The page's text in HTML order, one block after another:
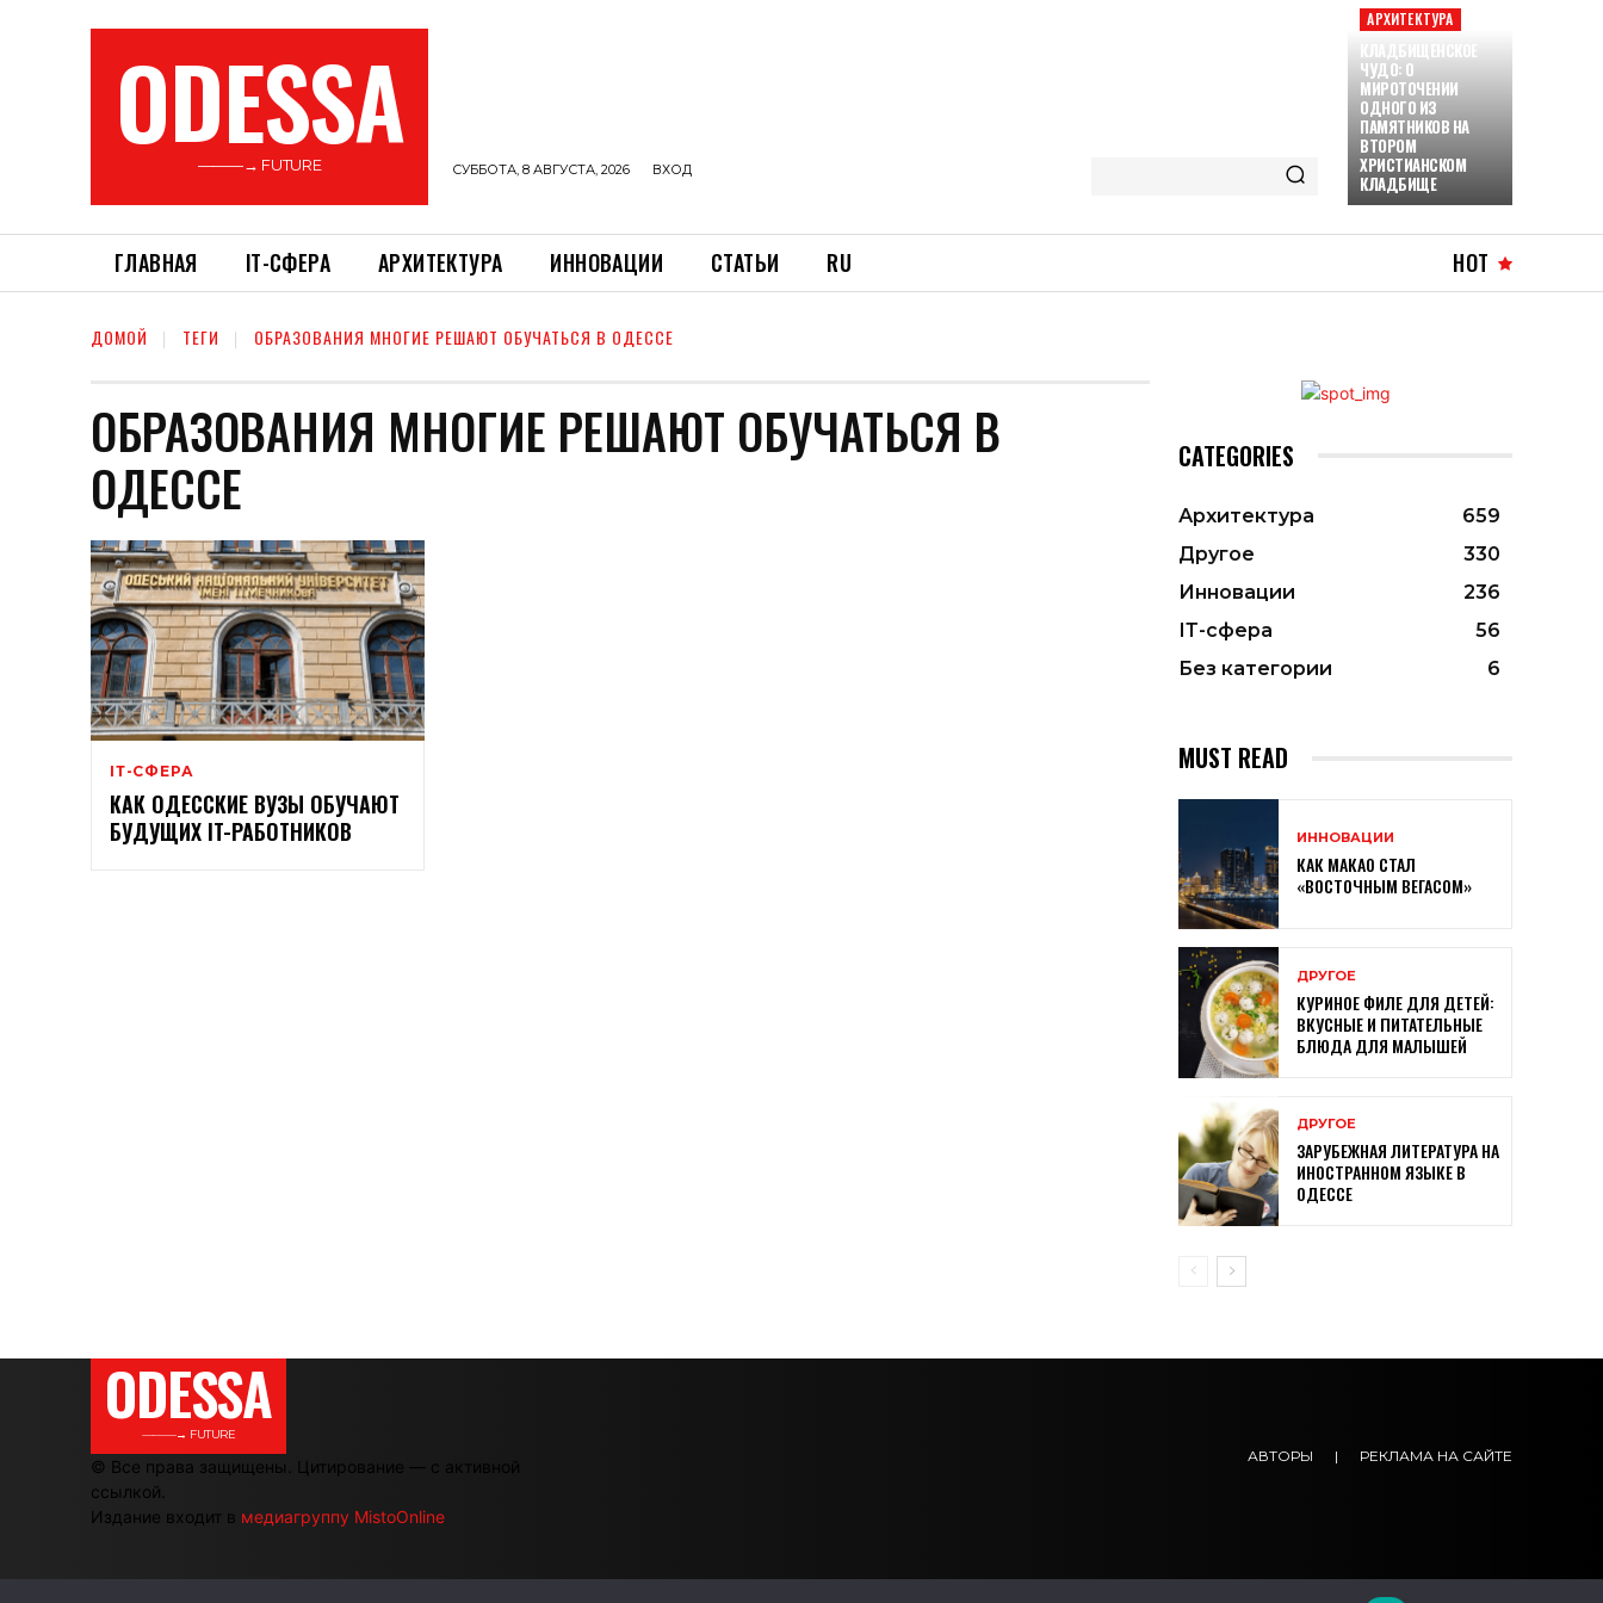
ODESSA
———→ FUTURE СУББОТА, 8 АВГУСТА, 2026 ВХОД
АРХИТЕКТУРА
КЛАДБИЩЕНСКОЕ
ЧУДО: О
МИРОТОЧЕНИИ
ОДНОГО ИЗ
ПАМЯТНИКОВ НА
ВТОРОМ
ХРИСТИАНСКОМ
КЛАДБИЩЕ
ГЛАВНАЯ ІТ-СФЕРА АРХИТЕКТУРА ИННОВАЦИИ СТАТЬИ RU HOT
ДОМОЙ ТЕГИ ОБРАЗОВАНИЯ МНОГИЕ РЕШАЮТ ОБУЧАТЬСЯ В ОДЕССЕ
ОБРАЗОВАНИЯ МНОГИЕ РЕШАЮТ ОБУЧАТЬСЯ В
ОДЕССЕ
ІТ-СФЕРА
КАК ОДЕССКИЕ ВУЗЫ ОБУЧАЮТ
БУДУЩИХ IT-РАБОТНИКОВ
CATEGORIES
Архитектура
659
Другое
330
Инновации
236
ІТ-сфера
56
Без категории
6
MUST READ
ИННОВАЦИИ
КАК МАКАО СТАЛ
«ВОСТОЧНЫМ ВЕГАСОМ»
ДРУГОЕ
КУРИНОЕ ФИЛЕ ДЛЯ ДЕТЕЙ:
ВКУСНЫЕ И ПИТАТЕЛЬНЫЕ
БЛЮДА ДЛЯ МАЛЫШЕЙ
ДРУГОЕ
ЗАРУБЕЖНАЯ ЛИТЕРАТУРА НА
ИНОСТРАННОМ ЯЗЫКЕ В
ОДЕССЕ
ODESSA
———→ FUTURE
© Все права защищены. Цитирование — с активной
ссылкой.
Издание входит в медиагруппу MistoOnline
АВТОРЫ | РЕКЛАМА НА САЙТЕ